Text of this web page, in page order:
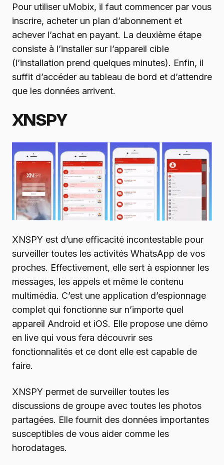
Pour utiliser uMobix, il faut commencer par vous
inscrire, acheter un plan d’abonnement et
achever l’achat en payant. La deuxième étape
consiste à l’installer sur l’appareil cible
(l’installation prend quelques minutes). Enfin, il
suffit d’accéder au tableau de bord et d’attendre
que les données arrivent.
XNSPY
XNSPY est d’une efficacité incontestable pour
surveiller toutes les activités WhatsApp de vos
proches. Effectivement, elle sert à espionner les
messages, les appels et même le contenu
multimédia. C’est une application d’espionnage
complet qui fonctionne sur n’importe quel
appareil Android et iOS. Elle propose une démo
en live qui vous fera découvrir ses
fonctionnalités et ce dont elle est capable de
faire.
XNSPY permet de surveiller toutes les
discussions de groupe avec toutes les photos
partagées. Elle fournit des données importantes
susceptibles de vous aider comme les
horodatages.